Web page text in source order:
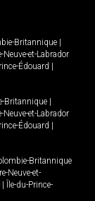
Britannique
Neuve-et-Labrador
Édouard
Britannique
Neuve-et-Labrador
Édouard
Britannique
Neuve-et-
Île-du-Prince-